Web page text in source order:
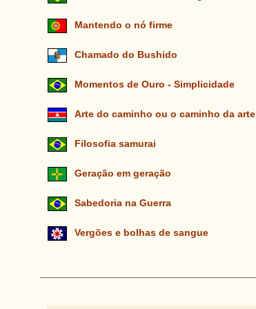
Mantendo o nó firme
Chamado do Bushido
Momentos de Ouro - Simplicidade
Arte do caminho ou o caminho da arte
Filosofia samurai
Geração em geração
Sabedoria na Guerra
Vergões e bolhas de sangue